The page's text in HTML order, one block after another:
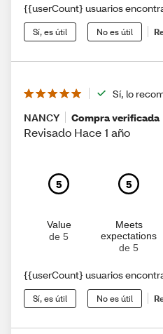
{{userCount} usuarios
Sí, es útil No es útil
Sí, lo
NANCY
Compra verificada
Revisado Hace 1 año
5
Value
de 5
5
Meets
expectations
de 5
{{userCount} usuarios
Sí, es útil No es útil